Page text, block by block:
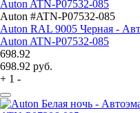
Auton #ATN-P07532-085
Auton RAL 9005 Черная -
Auton ATN-P07532-085
698.92
698.92 руб.
+ 1 -